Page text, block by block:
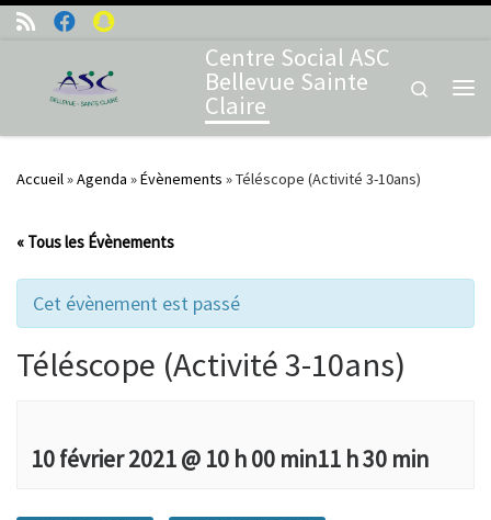
Skip to content
Centre Social ASC
Bellevue Sainte
Claire
Search
Accueil»Agenda »Évènements »Téléscope (Activité 3-10ans)
« Tous les Évènements
Cet évènement est passé
Téléscope (Activité 3-10ans)
10 février 2021 @ 10 h 00 min11 h 30 min